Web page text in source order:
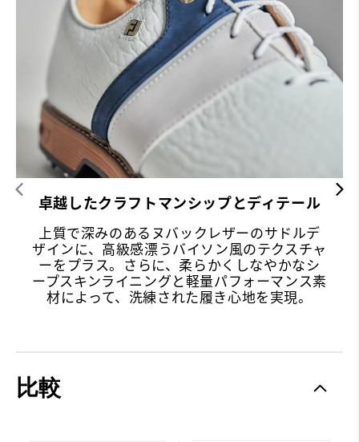
卓越したクラフトマンシップとディテール
上質で深みのあるヌバックレザーのサドルデ
ザインに、高級感漂うバイソン風のテクスチャ
ーをプラス。さらに、柔らかくしなやかなシ
ープスキンライニングと軽量パフォーマンス素
材によって、洗練された履き心地を実現。
比較